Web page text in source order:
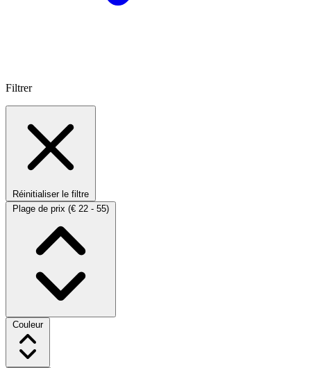
Filtrer
Réinitialiser le filtre
Plage de prix (€ 22 - 55)
Couleur